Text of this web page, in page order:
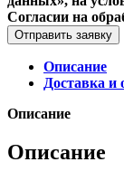
Согласии на
Отправить заявку
Описание
Доставка и
Описание
Описание